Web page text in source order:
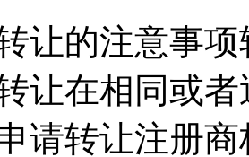
让的注意事
让在相同或
请转让注册